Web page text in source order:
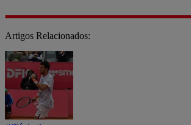
Artigos Relacionados: